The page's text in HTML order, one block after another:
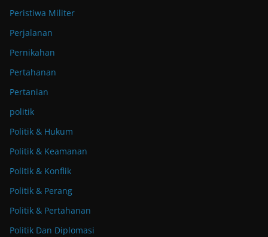
Peristiwa Militer
Perjalanan
Pernikahan
Pertahanan
Pertanian
politik
Politik & Hukum
Politik & Keamanan
Politik & Konflik
Politik & Perang
Politik & Pertahanan
Politik Dan Diplomasi